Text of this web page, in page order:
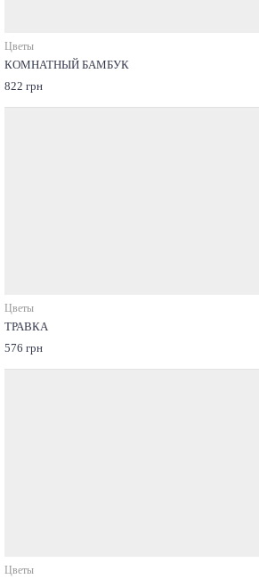
Цветы
КОМНАТНЫЙ БАМБУК
822 грн
Цветы
ТРАВКА
576 грн
Цветы